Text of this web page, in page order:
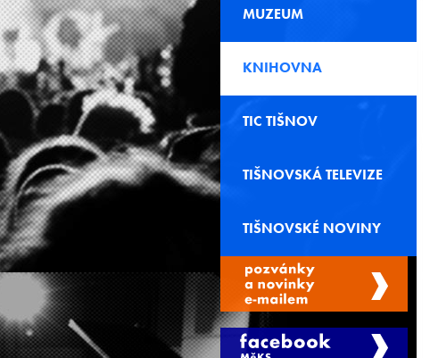
MUZEUM
KNIHOVNA
TIC TIŠNOV
TIŠNOVSKÁ TELEVIZE
TIŠNOVSKÉ NOVINY